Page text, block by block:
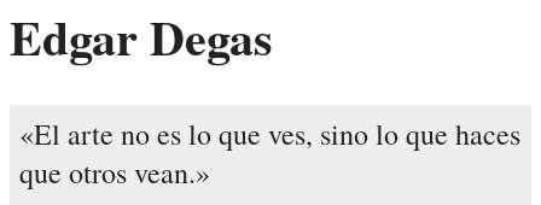
Edgar Degas
El arte no es lo que ves, sino lo que haces
que otros vean.